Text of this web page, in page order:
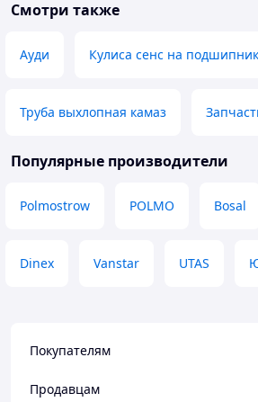
Смотри также
Ауди Кулиса сенс на
Труба выхлопная камаз
Популярные производители
Polmostrow POLMO Bosal
Dinex Vanstar UTAS
Покупателям
Продавцам